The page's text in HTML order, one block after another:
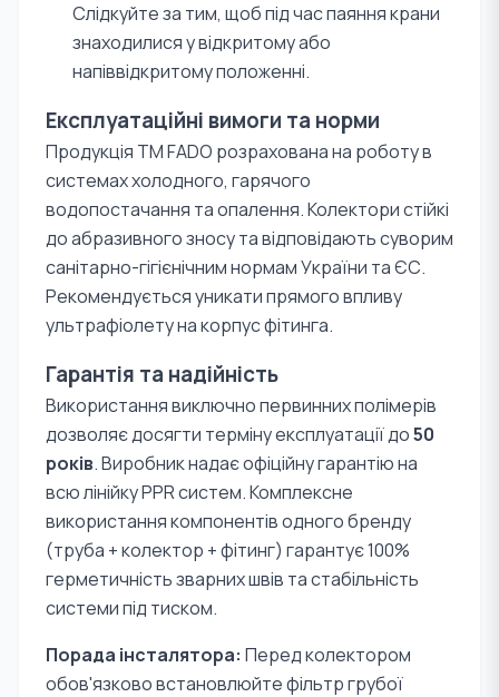
Слідкуйте за тим, щоб під час паяння крани
знаходилися у відкритому або
напіввідкритому положенні.
Експлуатаційні вимоги та норми
Продукція TM FADO розрахована на роботу в
системах холодного, гарячого
водопостачання та опалення. Колектори стійкі
до абразивного зносу та відповідають суворим
санітарно-гігієнічним нормам України та ЄС.
Рекомендується уникати прямого впливу
ультрафіолету на корпус фітинга.
Гарантія та надійність
Використання виключно первинних полімерів
дозволяє досягти терміну експлуатації до50
років. Виробник надає офіційну гарантію на
всю лінійку PPR систем. Комплексне
використання компонентів одного бренду
(труба + колектор + фітинг) гарантує 100%
герметичність зварних швів та стабільність
системи під тиском.
Порада інсталятора: Перед колектором
обов'язково встановлюйте фільтр грубої